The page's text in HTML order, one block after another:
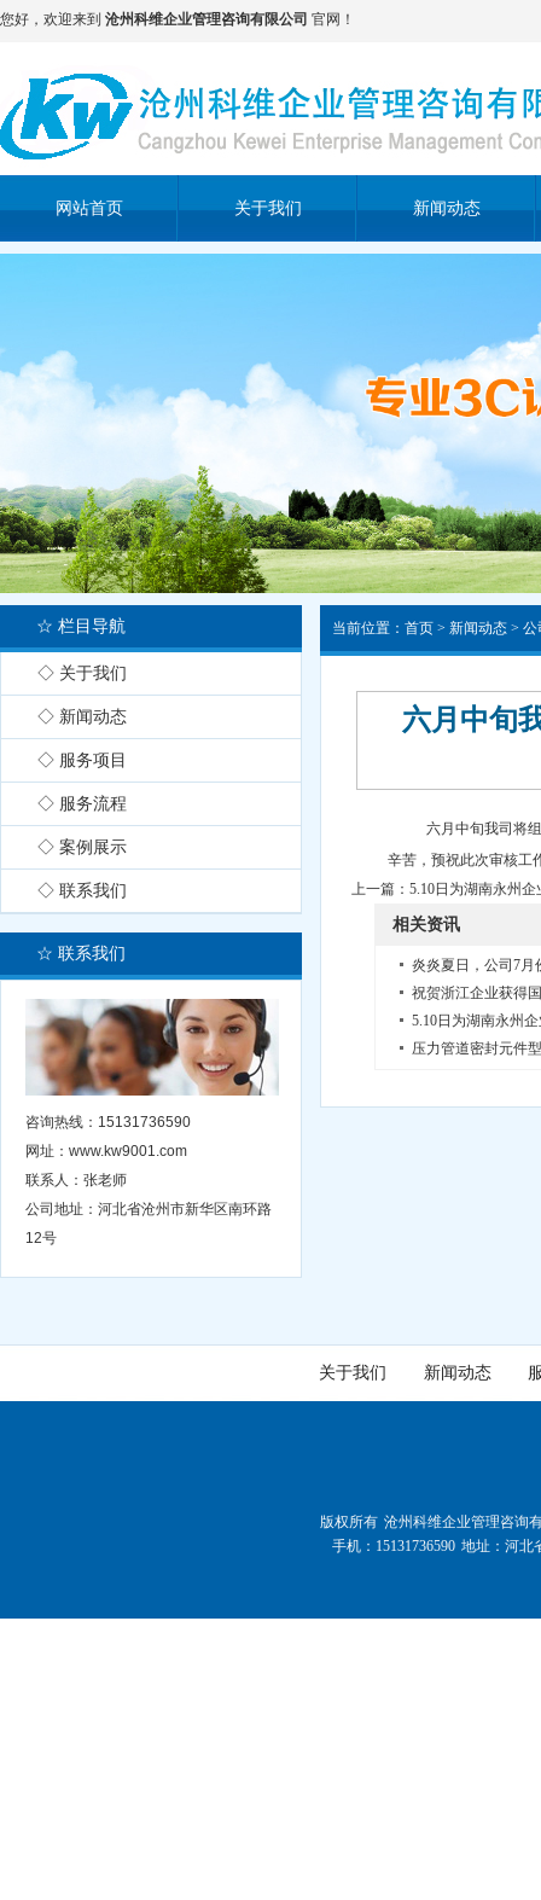
您好，欢迎来到 沧州科维企业管理咨询有限公司 官网！
网站首页 关于我们 新闻动态
当前位置： 首页 > 新闻动态 > 公
六月中旬
六月中旬我司将
辛苦，预祝此次审核工
上一篇： 5.10日为湖南永州
相关资讯
炎炎夏日，公司7月
祝贺浙江企业获得
5.10日为湖南永州
压力管道密封元件
☆ 栏目导航
◇ 关于我们
◇ 新闻动态
◇ 服务项目
◇ 服务流程
◇ 案例展示
◇ 联系我们
☆ 联系我们
咨询热线：15131736590
网址：www.kw9001.com
联系人：张老师
公司地址：河北省沧州市新华区南环路
12号
关于我们 新闻动态
版权所有 沧州科维企业管理咨询
手机：15131736590 地址：河